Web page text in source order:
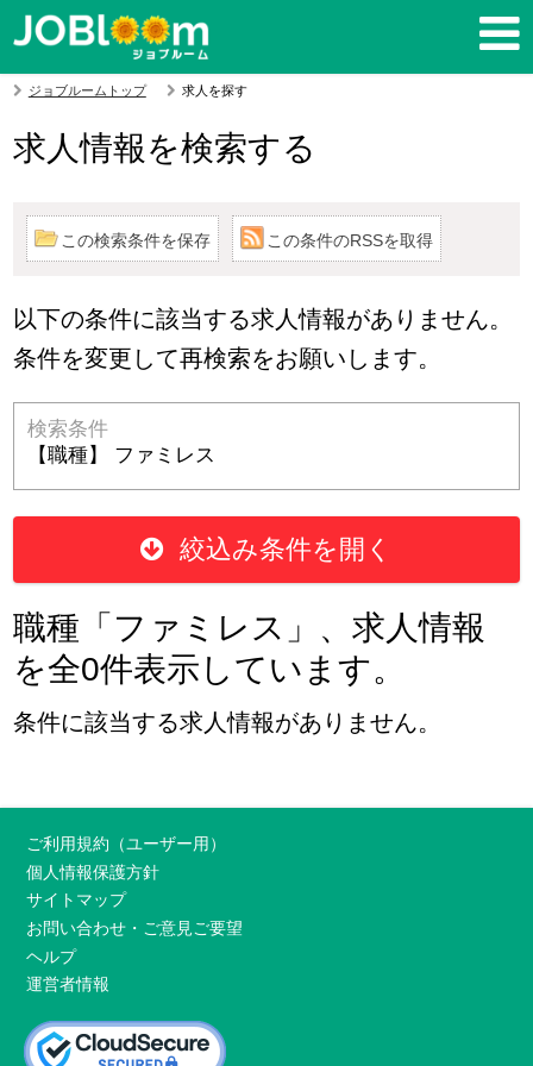
ジョブルームトップ 求人を探す
求人情報を検索する
この検索条件を保存 この条件のRSSを取得
以下の条件に該当する求人情報がありません。
条件を変更して再検索をお願いします。
検索条件
【職種】 ファミレス
絞込み条件を開く
職種「ファミレス」、求人情報
を全0件表示しています。
条件に該当する求人情報がありません。
ご利用規約（ユーザー用）
個人情報保護方針
サイトマップ
お問い合わせ・ご意見ご要望
ヘルプ
運営者情報